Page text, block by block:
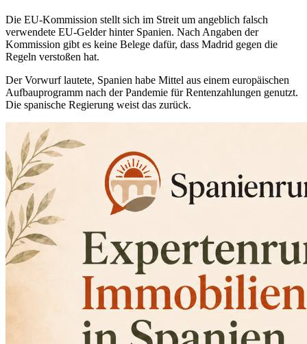
Die EU-Kommission stellt sich im Streit um angeblich falsch
verwendete EU-Gelder hinter Spanien. Nach Angaben der
Kommission gibt es keine Belege dafür, dass Madrid gegen die
Regeln verstoßen hat.
Der Vorwurf lautete, Spanien habe Mittel aus einem europäischen
Aufbauprogramm nach der Pandemie für Rentenzahlungen genutzt.
Die spanische Regierung weist das zurück.